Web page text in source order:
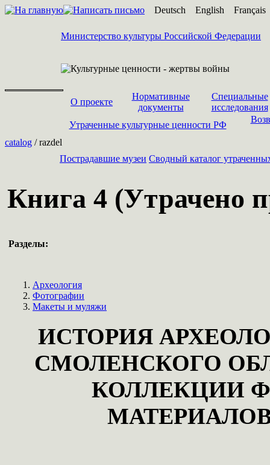
Deutsch English Français
Министерство культуры Российской Федерации
О проекте
Нормативные
документы
Специальные
исследования
Утраченные культурные ценности РФ
catalog / razdel
Пострадавшие музеи Cводный каталог
Книга 4 (Утрачено
Разделы:
Археология
Фотографии
Макеты и муляжи
ИСТОРИЯ
СМОЛЕНСКОГО
КОЛЛЕКЦИИ
МАТЕРИАЛОВ